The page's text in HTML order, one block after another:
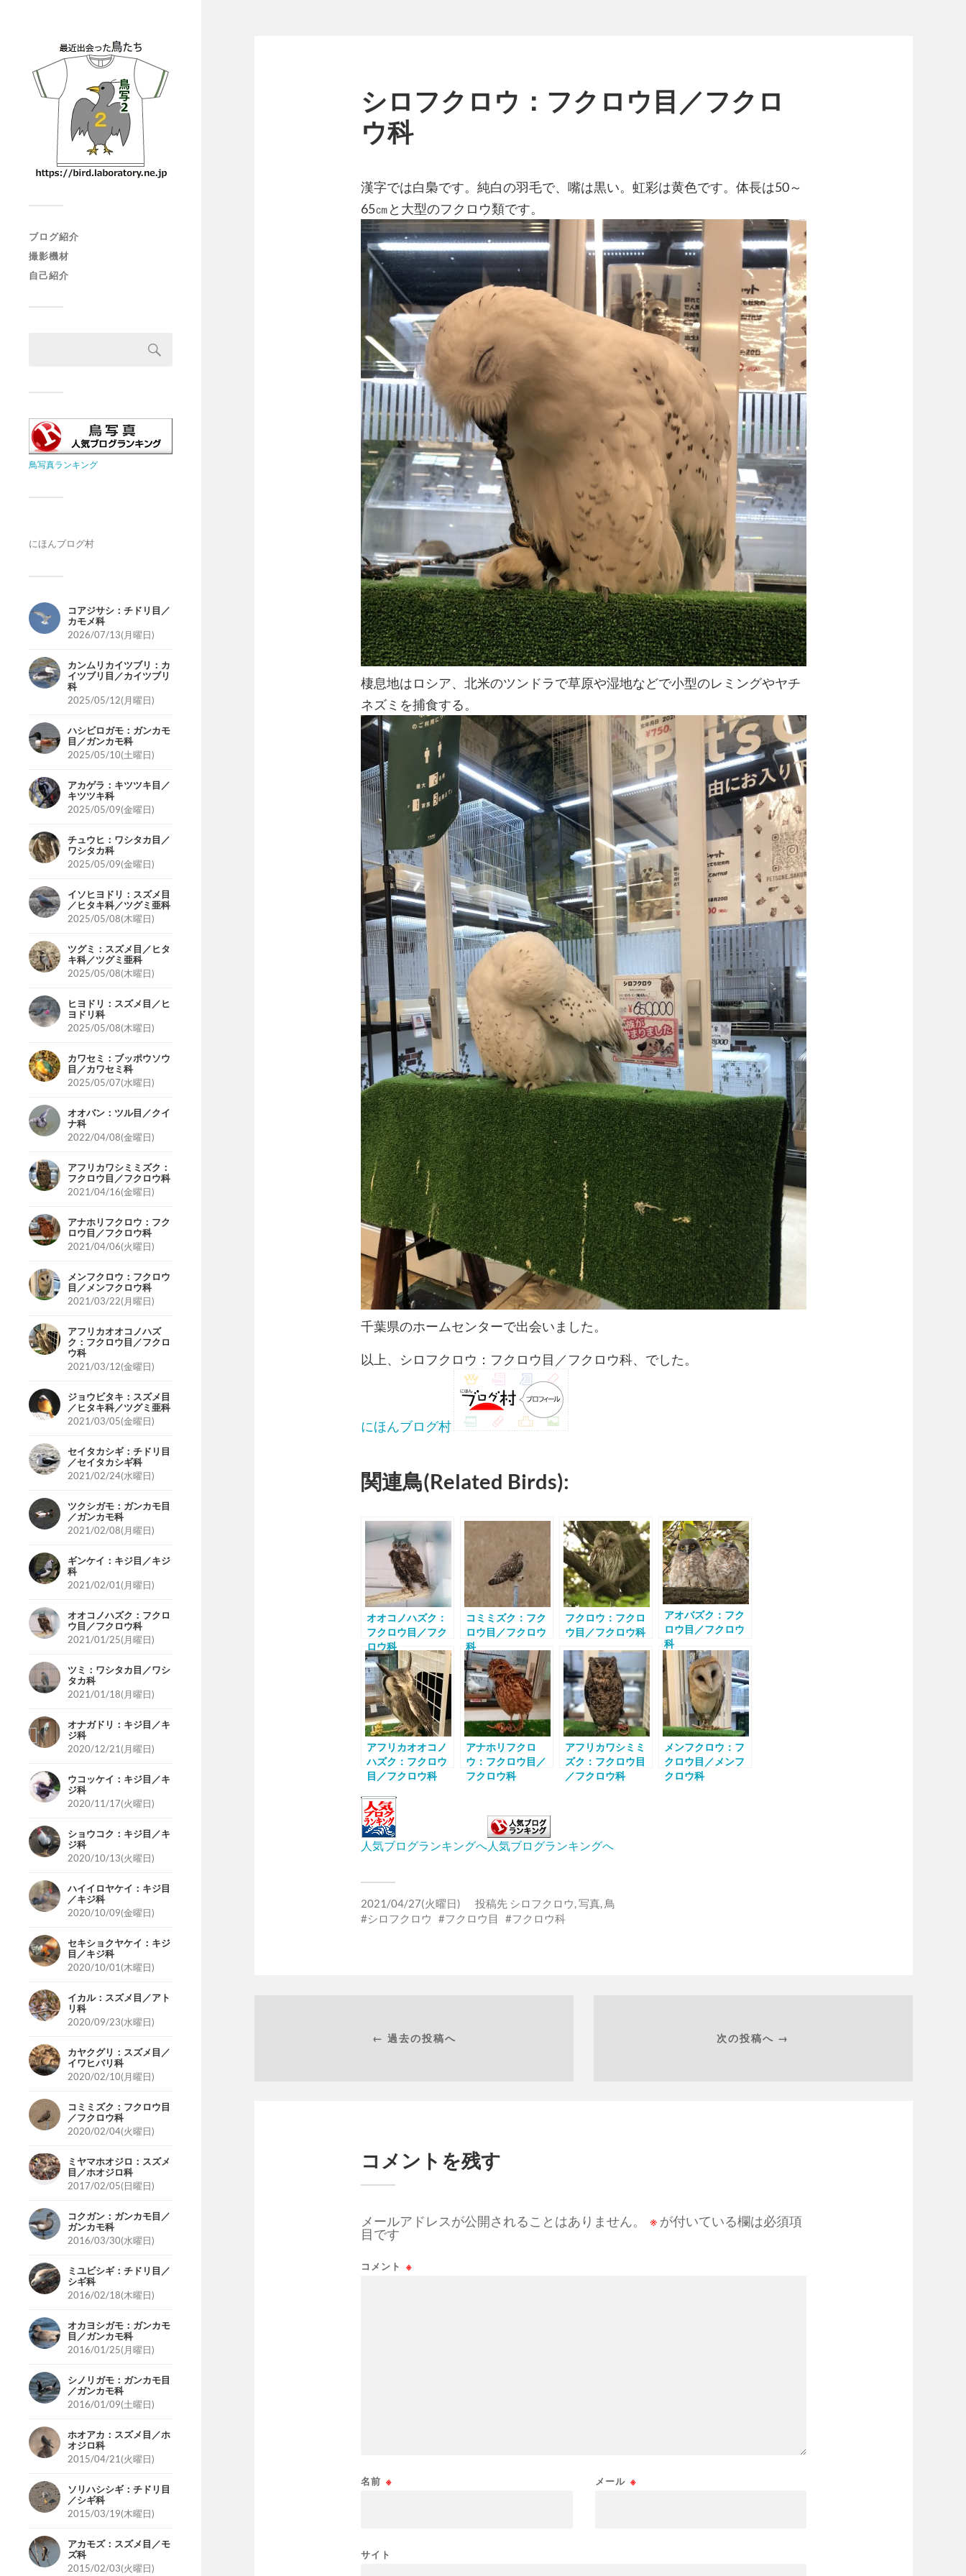
ブログ紹介
撮影機材
自己紹介
鳥写真ランキング
にほんブログ村
コアジサシ：チドリ目／
カモメ科
2026/07/13(月曜日)
カンムリカイツブリ：カ
イツブリ目／カイツブリ
科
2025/05/12(月曜日)
ハシビロガモ：ガンカモ
目／ガンカモ科
2025/05/10(土曜日)
アカゲラ：キツツキ目／
キツツキ科
2025/05/09(金曜日)
チュウヒ：ワシタカ目／
ワシタカ科
2025/05/09(金曜日)
イソヒヨドリ：スズメ目
／ヒタキ科／ツグミ亜科
2025/05/08(木曜日)
ツグミ：スズメ目／ヒタ
キ科／ツグミ亜科
2025/05/08(木曜日)
ヒヨドリ：スズメ目／ヒ
ヨドリ科
2025/05/08(木曜日)
カワセミ：ブッポウソウ
目／カワセミ科
2025/05/07(水曜日)
オオバン：ツル目／クイ
ナ科
2022/04/08(金曜日)
アフリカワシミミズク：
フクロウ目／フクロウ科
2021/04/16(金曜日)
アナホリフクロウ：フク
ロウ目／フクロウ科
2021/04/06(火曜日)
メンフクロウ：フクロウ
目／メンフクロウ科
2021/03/22(月曜日)
アフリカオオコノハズ
ク：フクロウ目／フクロ
ウ科
2021/03/12(金曜日)
ジョウビタキ：スズメ目
／ヒタキ科／ツグミ亜科
2021/03/05(金曜日)
セイタカシギ：チドリ目
／セイタカシギ科
2021/02/24(水曜日)
ツクシガモ：ガンカモ目
／ガンカモ科
2021/02/08(月曜日)
ギンケイ：キジ目／キジ
科
2021/02/01(月曜日)
オオコノハズク：フクロ
ウ目／フクロウ科
2021/01/25(月曜日)
ツミ：ワシタカ目／ワシ
タカ科
2021/01/18(月曜日)
オナガドリ：キジ目／キ
ジ科
2020/12/21(月曜日)
ウコッケイ：キジ目／キ
ジ科
2020/11/17(火曜日)
ショウコク：キジ目／キ
ジ科
2020/10/13(火曜日)
ハイイロヤケイ：キジ目
／キジ科
2020/10/09(金曜日)
セキショクヤケイ：キジ
目／キジ科
2020/10/01(木曜日)
イカル：スズメ目／アト
リ科
2020/09/23(水曜日)
カヤクグリ：スズメ目／
イワヒバリ科
2020/02/10(月曜日)
コミミズク：フクロウ目
／フクロウ科
2020/02/04(火曜日)
ミヤマホオジロ：スズメ
目／ホオジロ科
2017/02/05(日曜日)
コクガン：ガンカモ目／
ガンカモ科
2016/03/30(水曜日)
ミユビシギ：チドリ目／
シギ科
2016/02/18(木曜日)
オカヨシガモ：ガンカモ
目／ガンカモ科
2016/01/25(月曜日)
シノリガモ：ガンカモ目
／ガンカモ科
2016/01/09(土曜日)
ホオアカ：スズメ目／ホ
オジロ科
2015/04/21(火曜日)
ソリハシシギ：チドリ目
／シギ科
2015/03/19(木曜日)
アカモズ：スズメ目／モ
ズ科
2015/02/03(火曜日)
シロフクロウ：フクロウ目／フクロ
ウ科
漢字では白梟です。純白の羽毛で、嘴は黒い。虹彩は黄色です。体長は50～
65㎝と大型のフクロウ類です。
棲息地はロシア、北米のツンドラで草原や湿地などで小型のレミングやヤチ
ネズミを捕食する。
千葉県のホームセンターで出会いました。
以上、シロフクロウ：フクロウ目／フクロウ科、でした。
にほんブログ村
関連鳥(Related Birds):
オオコノハズク：
フクロウ目／フク
ロウ科
コミミズク：フク
ロウ目／フクロウ
科
フクロウ：フクロ
ウ目／フクロウ科
アオバズク：フク
ロウ目／フクロウ
科
アフリカオオコノ
ハズク：フクロウ
目／フクロウ科
アナホリフクロ
ウ：フクロウ目／
フクロウ科
アフリカワシミミ
ズク：フクロウ目
／フクロウ科
メンフクロウ：フ
クロウ目／メンフ
クロウ科
人気ブログランキングへ 人気ブログランキングへ
2021/04/27(火曜日) 投稿先 シロフクロウ,写真, 鳥
シロフクロウ
フクロウ目 フクロウ科
← 過去の投稿へ 次の投稿へ →
コメントを残す
メールアドレスが公開されることはありません。 ※ が付いている欄は必須項
目です
コメント ※
名前 ※ メール ※
サイト